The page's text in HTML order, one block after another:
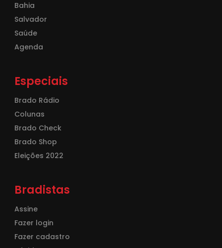
Bahia
Salvador
Saúde
Agenda
Especiais
Brado Rádio
Colunas
Brado Check
Brado Shop
Eleições 2022
Bradistas
Assine
Fazer login
Fazer cadastro